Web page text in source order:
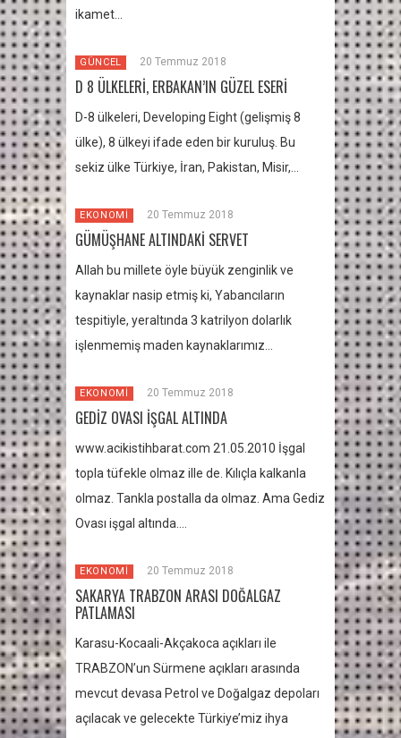
ikamet…
GÜNCEL 20 Temmuz 2018
D 8 ÜLKELERİ, ERBAKAN’IN GÜZEL ESERİ
D-8 ülkeleri, Developing Eight (gelişmiş 8
ülke), 8 ülkeyi ifade eden bir kuruluş. Bu
sekiz ülke Türkiye, İran, Pakistan, Misir,…
EKONOMİ 20 Temmuz 2018
GÜMÜŞHANE ALTINDAKİ SERVET
Allah bu millete öyle büyük zenginlik ve
kaynaklar nasip etmiş ki, Yabancıların
tespitiyle, yeraltında 3 katrilyon dolarlık
işlenmemiş maden kaynaklarımız…
EKONOMİ 20 Temmuz 2018
GEDİZ OVASI İŞGAL ALTINDA
www.acikistihbarat.com 21.05.2010 İşgal
topla tüfekle olmaz ille de. Kılıçla kalkanla
olmaz. Tankla postalla da olmaz. Ama Gediz
Ovası işgal altında….
EKONOMİ 20 Temmuz 2018
SAKARYA TRABZON ARASI DOĞALGAZ
PATLAMASI
Karasu-Kocaali-Akçakoca açıkları ile
TRABZON’un Sürmene açıkları arasında
mevcut devasa Petrol ve Doğalgaz depoları
açılacak ve gelecekte Türkiye’miz ihya